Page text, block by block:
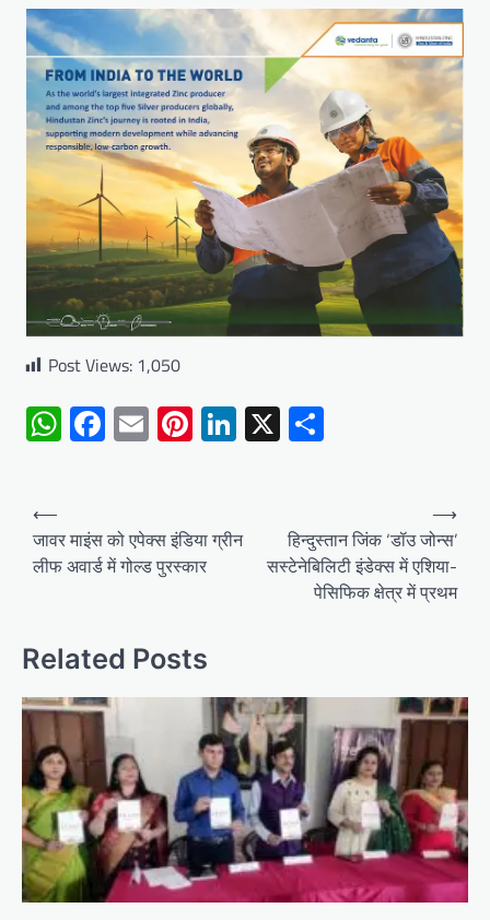
Post Views: 1,050
WhatsApp
Facebook
EmailPinterest
LinkedIn
X
Post
navigation
⟵
जावर माइंस को एपेक्स इंडिया ग्रीन
लीफ अवार्ड में गोल्ड पुरस्कार
हिन्दुस्तान जिंक ‘डॉउ जोन्स’
सस्टेनेबिलिटी इंडेक्स में एशिया-
पेसिफिक क्षेत्र में प्रथम
⟶
Related Posts